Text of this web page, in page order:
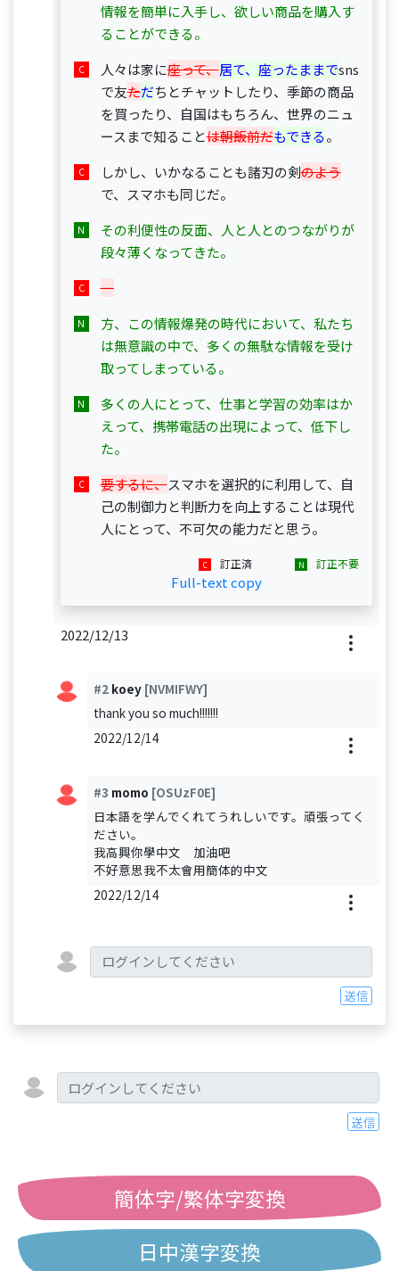
情報を簡単に入手し、欲しい商品を購入す
ることができる。
人々は家に座って、居て、座ったままでsns
で友ただちとチャットしたり、季節の商品
を買ったり、自国はもちろん、世界のニュ
ースまで知ることは朝飯前だもできる。
しかし、いかなることも諸刃の剣のよう
で、スマホも同じだ。
その利便性の反面、人と人とのつながりが
段々薄くなってきた。
一
方、この情報爆発の時代において、私たち
は無意識の中で、多くの無駄な情報を受け
取ってしまっている。
多くの人にとって、仕事と学習の効率はか
えって、携帯電話の出現によって、低下し
た。
要するに、スマホを選択的に利用して、自
己の制御力と判断力を向上することは現代
人にとって、不可欠の能力だと思う。
訂正済 訂正不要
Full-text copy
2022/12/13
#2 koey [NVMIFWY]
thank you so much!!!!!!!
2022/12/14
#3 momo [OSUzF0E]
日本語を学んでくれてうれしいです。頑張ってく
ださい。
我高興你學中文 加油吧
不好意思我不太會用簡体的中文
2022/12/14
送信
送信
簡体字/繁体字変換
日中漢字変換